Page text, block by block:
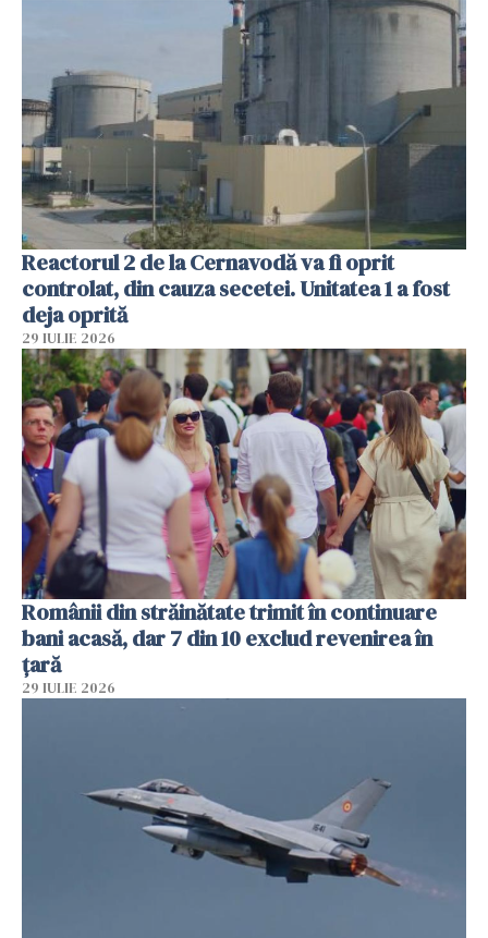
Reactorul 2 de la Cernavodă va fi oprit
controlat, din cauza secetei. Unitatea 1 a fost
deja oprită
29 IULIE 2026
Românii din străinătate trimit în continuare
bani acasă, dar 7 din 10 exclud revenirea în
țară
29 IULIE 2026